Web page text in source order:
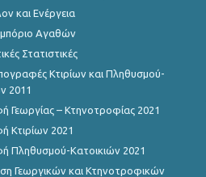
Δεκεμβρίου 2022
Νοεμβρίου 2022
Οκτωβρίου 2022
Αυγούστου 2022
Ιουλίου 2022
και Ενέργεια
Αγαθών
Στατιστικές
Κτιρίων και Πληθυσμού-
2011
Γεωργίας – Κτηνοτροφίας 2021
Κτιρίων 2021
Πληθυσμού-Κατοικιών 2021
Γεωργικών και Κτηνοτροφικών